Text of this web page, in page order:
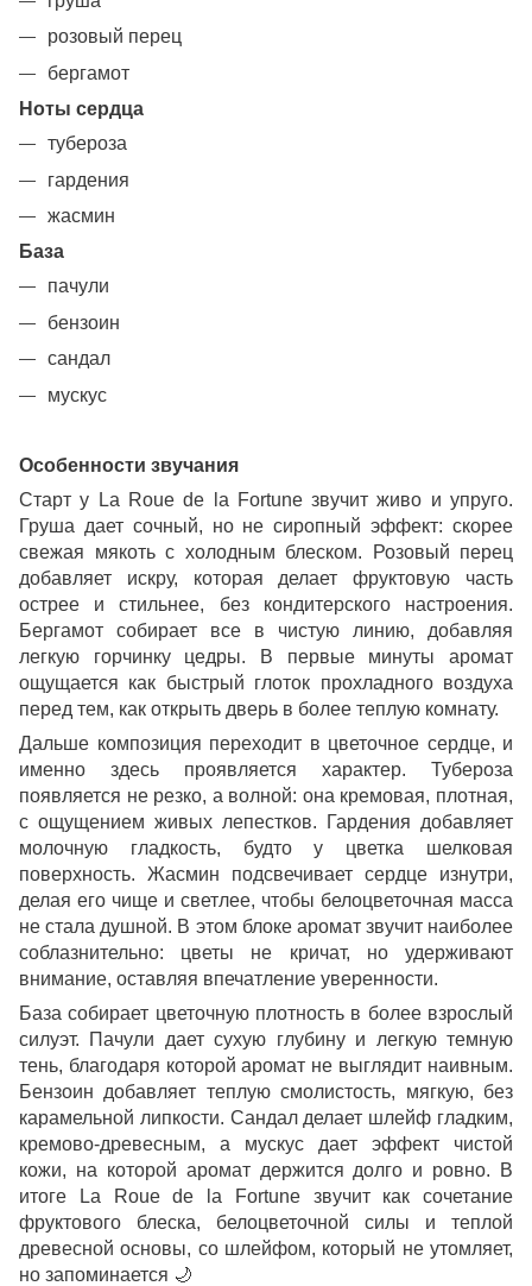
розовый перец
бергамот
Ноты сердца
тубероза
гардения
жасмин
База
пачули
бензоин
сандал
мускус
Особенности звучания
Старт у La Roue de la Fortune звучит живо и упруго.
Груша дает сочный, но не сиропный эффект: скорее
свежая мякоть с холодным блеском. Розовый перец
добавляет искру, которая делает фруктовую часть
острее и стильнее, без кондитерского настроения.
Бергамот собирает все в чистую линию, добавляя
легкую горчинку цедры. В первые минуты аромат
ощущается как быстрый глоток прохладного воздуха
перед тем, как открыть дверь в более теплую комнату.
Дальше композиция переходит в цветочное сердце, и
именно здесь проявляется характер. Тубероза
появляется не резко, а волной: она кремовая, плотная,
с ощущением живых лепестков. Гардения добавляет
молочную гладкость, будто у цветка шелковая
поверхность. Жасмин подсвечивает сердце изнутри,
делая его чище и светлее, чтобы белоцветочная масса
не стала душной. В этом блоке аромат звучит наиболее
соблазнительно: цветы не кричат, но удерживают
внимание, оставляя впечатление уверенности.
База собирает цветочную плотность в более взрослый
силуэт. Пачули дает сухую глубину и легкую темную
тень, благодаря которой аромат не выглядит наивным.
Бензоин добавляет теплую смолистость, мягкую, без
карамельной липкости. Сандал делает шлейф гладким,
кремово-древесным, а мускус дает эффект чистой
кожи, на которой аромат держится долго и ровно. В
итоге La Roue de la Fortune звучит как сочетание
фруктового блеска, белоцветочной силы и теплой
древесной основы, со шлейфом, который не утомляет,
но запоминается 🌙